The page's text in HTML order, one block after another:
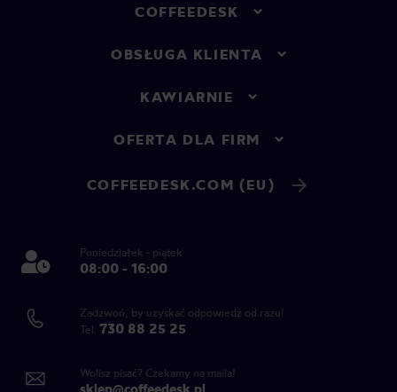
COFFEEDESK
OBSŁUGA KLIENTA
KAWIARNIE
OFERTA DLA FIRM
COFFEEDESK.COM (EU)
Poniedziałek - piątek
08:00 - 16:00
Zadzwoń, by uzyskać odpowiedź od razu!
Tel. 730 88 25 25
Wolisz pisać? Czekamy na maila!